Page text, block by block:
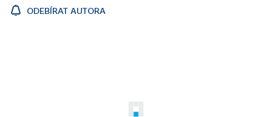
ODEBÍRAT AUTORA